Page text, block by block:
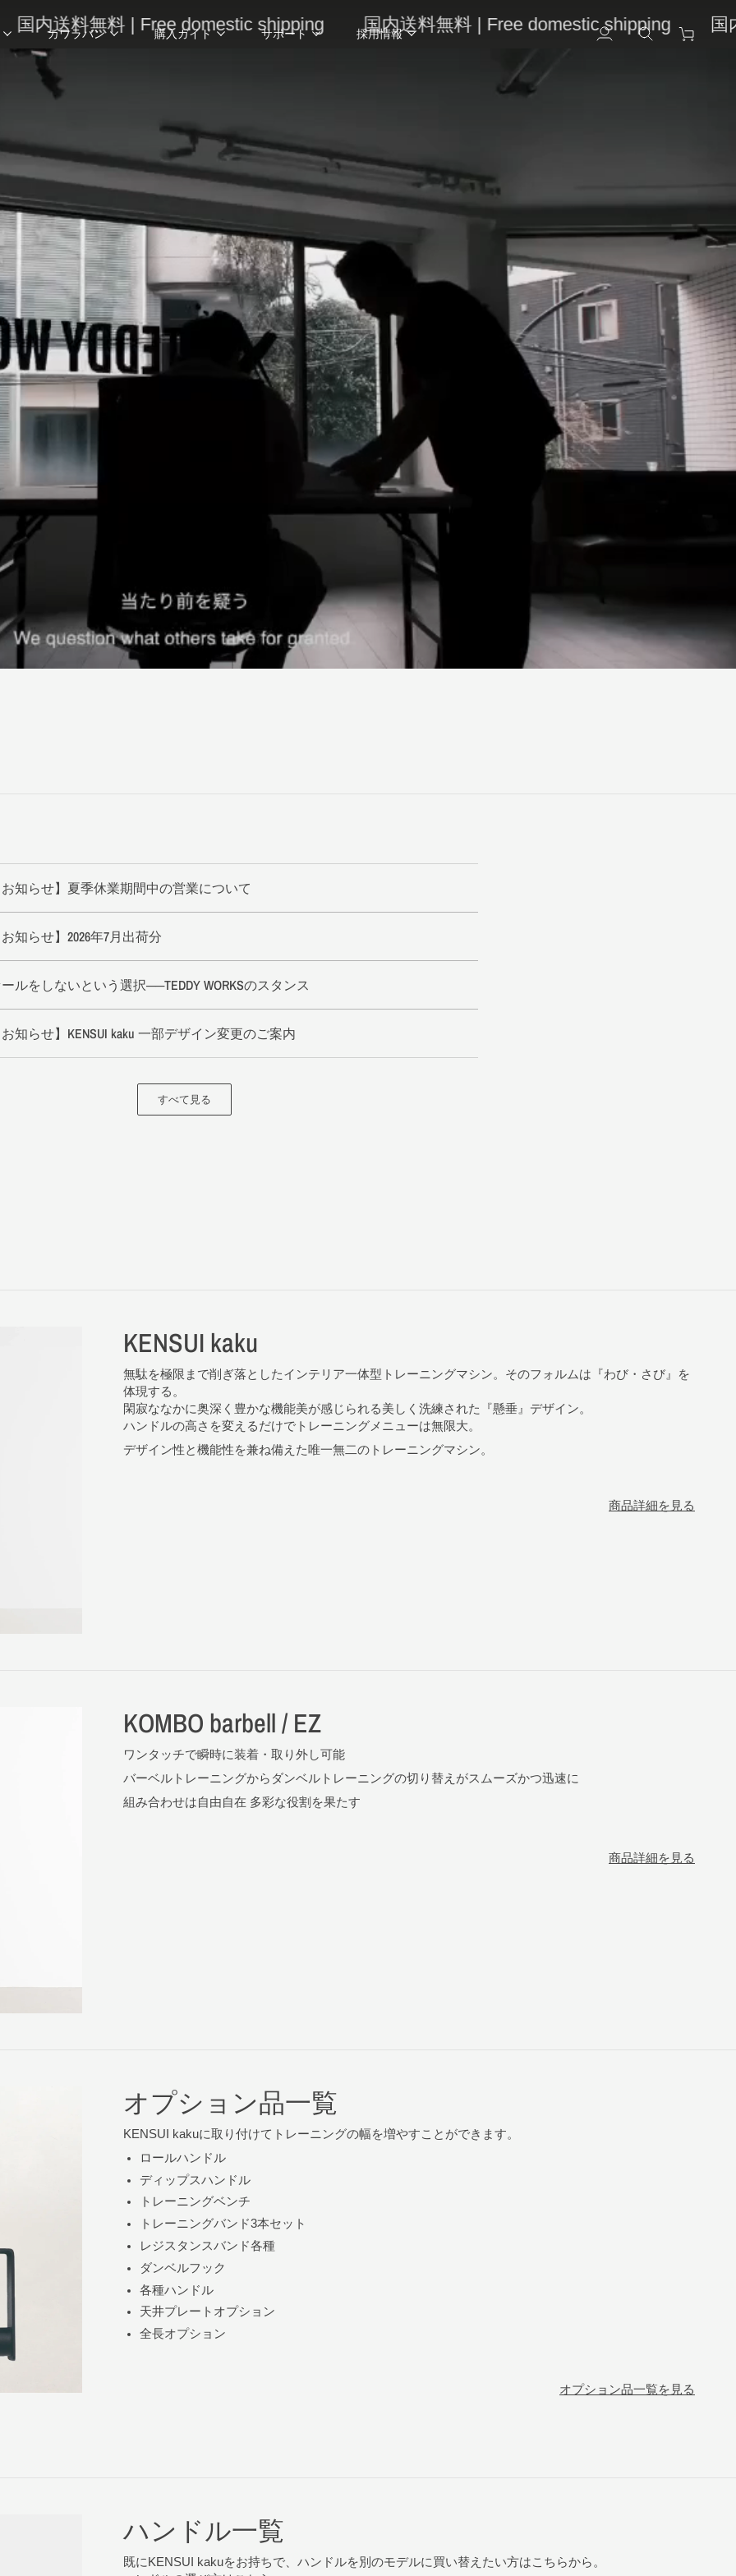
カワラバン 購入ガイド サポート 採用情報
ア
検
カ
料無料 | Free domestic shipping 国内送料無料 | Free domestic shipping 国内送料
知らせ】夏季休業期間中の営業について
知らせ】2026年7月出荷分
ルをしないという選択──TEDDY WORKSのスタンス
知らせ】KENSUI kaku 一部デザイン変更のご案内
すべて見る
KENSUI kaku
無駄を極限まで削ぎ落としたインテリア一体型トレーニングマシン。そのフォルムは『わび・さび』を
体現する。
閑寂ななかに奥深く豊かな機能美が感じられる美しく洗練された『懸垂』デザイン。
ハンドルの高さを変えるだけでトレーニングメニューは無限大。
デザイン性と機能性を兼ね備えた唯一無二のトレーニングマシン。
商品詳細を見る
KOMBO barbell / EZ
ワンタッチで瞬時に装着・取り外し可能
バーベルトレーニングからダンベルトレーニングの切り替えがスムーズかつ迅速に
組み合わせは自由自在 多彩な役割を果たす
商品詳細を見る
オプション品一覧
KENSUI kakuに取り付けてトレーニングの幅を増やすことができます。
ロールハンドル
ディップスハンドル
トレーニングベンチ
トレーニングバンド3本セット
レジスタンスバンド各種
ダンベルフック
各種ハンドル
天井プレートオプション
全長オプション
オプション品一覧を見る
ハンドル一覧
既にKENSUI kakuをお持ちで、ハンドルを別のモデルに買い替えたい方はこちらから。